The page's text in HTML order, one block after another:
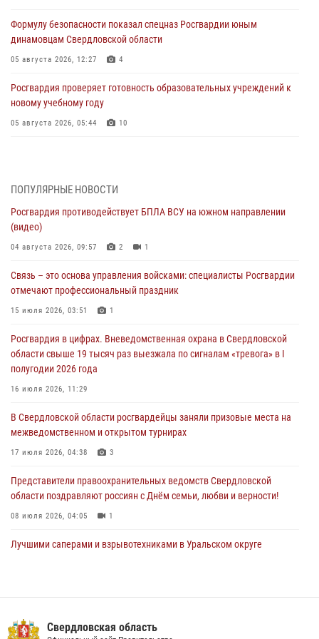
Формулу безопасности показал спецназ Росгвардии юным
динамовцам Свердловской области
05 августа 2026, 12:27 4
Росгвардия проверяет готовность образовательных учреждений к
новому учебному году
05 августа 2026, 05:44 10
04 августа 2026, 09:57 2
Росгвардия приняла участие в обеспечении безопасности Дня
города в Екатеринбурге
03 августа 2026, 07:43 3
Росгвардия приняла участие в межведомственном
антитеррористическом учении в Свердловской области
31 июля 2026, 12:27 1
Росгвардия обеспечивает безопасность граждан на южном
направлении
31 июля 2026, 06:56
рассказал об итогах работы подразделения в эфире телекомпании
«Телекон»
30 июля 2026, 11:33 1
ПОПУЛЯРНЫЕ НОВОСТИ
Росгвардия противодействует БПЛА ВСУ на южном направлении
(видео)
04 августа 2026, 09:57 2 1
Связь – это основа управления войсками: специалисты Росгвардии
отмечают профессиональный праздник
15 июля 2026, 03:51 1
Росгвардия в цифрах. Вневедомственная охрана в Свердловской
области свыше 19 тысяч раз выезжала по сигналам «тревога» в I
полугодии 2026 года
16 июля 2026, 11:29
В Свердловской области росгвардейцы заняли призовые места на
межведомственном и открытом турнирах
17 июля 2026, 04:38 3
Представители правоохранительных ведомств Свердловской
области поздравляют россиян с Днём семьи, любви и верности!
08 июля 2026, 04:05 1
Лучшими саперами и взрывотехниками в Уральском округе
Всероссийского чемпионата Росгвардии по боксу
Свердловская область